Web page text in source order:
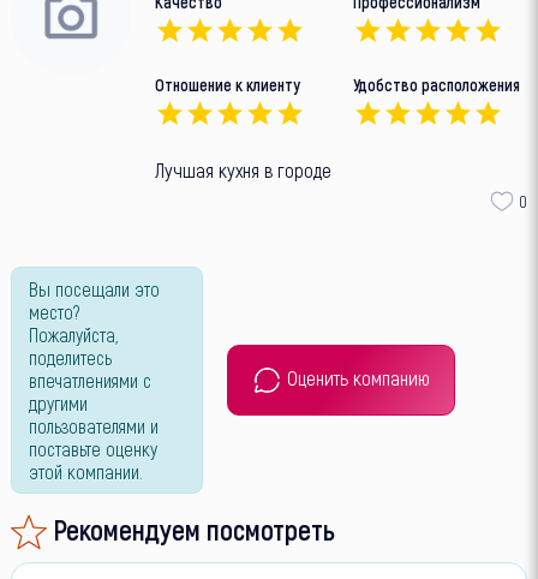
Отношение к клиенту Удобство расположения
Лучшая кухня в городе
0
Вы посещали это
место?
Пожалуйста,
поделитесь
впечатлениями с
другими
пользователями и
поставьте оценку
этой компании.
Оценить компанию
Рекомендуем посмотреть